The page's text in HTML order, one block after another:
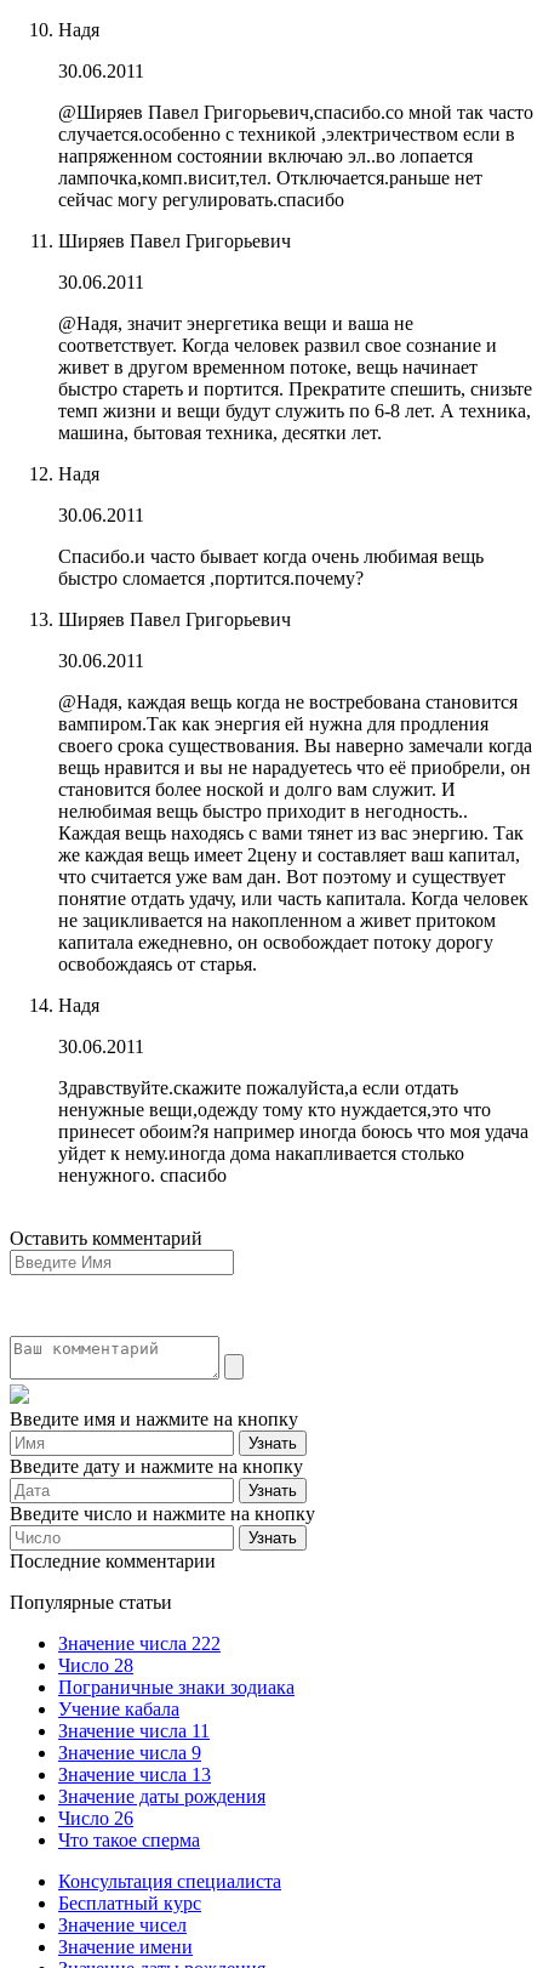
Надя
30.06.2011
@Ширяев Павел Григорьевич,спасибо.со мной так часто
случается.особенно с техникой ,электричеством если в
напряженном состоянии включаю эл..во лопается
лампочка,комп.висит,тел. Отключается.раньше нет
сейчас могу регулировать.спасибо
Ширяев Павел Григорьевич
30.06.2011
@Надя, значит энергетика вещи и ваша не
соответствует. Когда человек развил свое сознание и
живет в другом временном потоке, вещь начинает
быстро стареть и портится. Прекратите спешить, снизьте
темп жизни и вещи будут служить по 6-8 лет. А техника,
машина, бытовая техника, десятки лет.
Надя
30.06.2011
Спасибо.и часто бывает когда очень любимая вещь
быстро сломается ,портится.почему?
Ширяев Павел Григорьевич
30.06.2011
@Надя, каждая вещь когда не востребована становится
вампиром.Так как энергия ей нужна для продления
своего срока существования. Вы наверно замечали когда
вещь нравится и вы не нарадуетесь что её приобрели, он
становится более ноской и долго вам служит. И
нелюбимая вещь быстро приходит в негодность..
Каждая вещь находясь с вами тянет из вас энергию. Так
же каждая вещь имеет 2цену и составляет ваш капитал,
что считается уже вам дан. Вот поэтому и существует
понятие отдать удачу, или часть капитала. Когда человек
не зацикливается на накопленном а живет притоком
капитала ежедневно, он освобождает потоку дорогу
освобождаясь от старья.
Надя
30.06.2011
Здравствуйте.скажите пожалуйста,а если отдать
ненужные вещи,одежду тому кто нуждается,это что
принесет обоим?я например иногда боюсь что моя удача
уйдет к нему.иногда дома накапливается столько
ненужного. спасибо
Оставить комментарий
Введите имя и нажмите на кнопку
Введите дату и нажмите на кнопку
Введите число и нажмите на кнопку
Последние комментарии
Популярные статьи
Значение числа 222
Число 28
Пограничные знаки зодиака
Учение кабала
Значение числа 11
Значение числа 9
Значение числа 13
Значение даты рождения
Число 26
Что такое сперма
Консультация специалиста
Бесплатный курс
Значение чисел
Значение имени